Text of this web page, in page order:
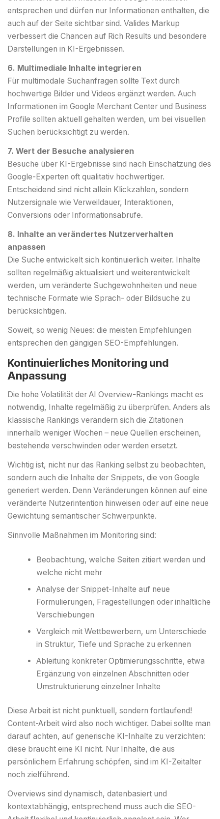
entsprechen und dürfen nur Informationen enthalten, die
auch auf der Seite sichtbar sind. Valides Markup
verbessert die Chancen auf Rich Results und besondere
Darstellungen in KI-Ergebnissen.
6. Multimediale Inhalte integrieren
Für multimodale Suchanfragen sollte Text durch
hochwertige Bilder und Videos ergänzt werden. Auch
Informationen im Google Merchant Center und Business
Profile sollten aktuell gehalten werden, um bei visuellen
Suchen berücksichtigt zu werden.
7. Wert der Besuche analysieren
Besuche über KI-Ergebnisse sind nach Einschätzung des
Google-Experten oft qualitativ hochwertiger.
Entscheidend sind nicht allein Klickzahlen, sondern
Nutzersignale wie Verweildauer, Interaktionen,
Conversions oder Informationsabrufe.
8. Inhalte an verändertes Nutzerverhalten
anpassen
Die Suche entwickelt sich kontinuierlich weiter. Inhalte
sollten regelmäßig aktualisiert und weiterentwickelt
werden, um veränderte Suchgewohnheiten und neue
technische Formate wie Sprach- oder Bildsuche zu
berücksichtigen.
Soweit, so wenig Neues: die meisten Empfehlungen
entsprechen den gängigen SEO-Empfehlungen.
Kontinuierliches Monitoring und
Anpassung
Die hohe Volatilität der AI Overview-Rankings macht es
notwendig, Inhalte regelmäßig zu überprüfen. Anders als
klassische Rankings verändern sich die Zitationen
innerhalb weniger Wochen – neue Quellen erscheinen,
bestehende verschwinden oder werden ersetzt.
Wichtig ist, nicht nur das Ranking selbst zu beobachten,
sondern auch die Inhalte der Snippets, die von Google
generiert werden. Denn Veränderungen können auf eine
veränderte Nutzerintention hinweisen oder auf eine neue
Gewichtung semantischer Schwerpunkte.
Sinnvolle Maßnahmen im Monitoring sind:
Beobachtung, welche Seiten zitiert werden und
welche nicht mehr
Analyse der Snippet-Inhalte auf neue
Formulierungen, Fragestellungen oder inhaltliche
Verschiebungen
Vergleich mit Wettbewerbern, um Unterschiede
in Struktur, Tiefe und Sprache zu erkennen
Ableitung konkreter Optimierungsschritte, etwa
Ergänzung von einzelnen Abschnitten oder
Umstrukturierung einzelner Inhalte
Diese Arbeit ist nicht punktuell, sondern fortlaufend!
Content-Arbeit wird also noch wichtiger. Dabei sollte man
darauf achten, auf generische KI-Inhalte zu verzichten:
diese braucht eine KI nicht. Nur Inhalte, die aus
persönlichem Erfahrung schöpfen, sind im KI-Zeitalter
noch zielführend.
Overviews sind dynamisch, datenbasiert und
kontextabhängig, entsprechend muss auch die SEO-